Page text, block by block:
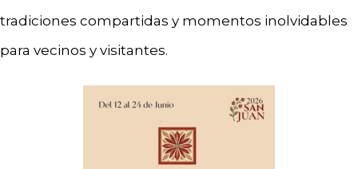
tradiciones compartidas y momentos inolvidables
para vecinos y visitantes.